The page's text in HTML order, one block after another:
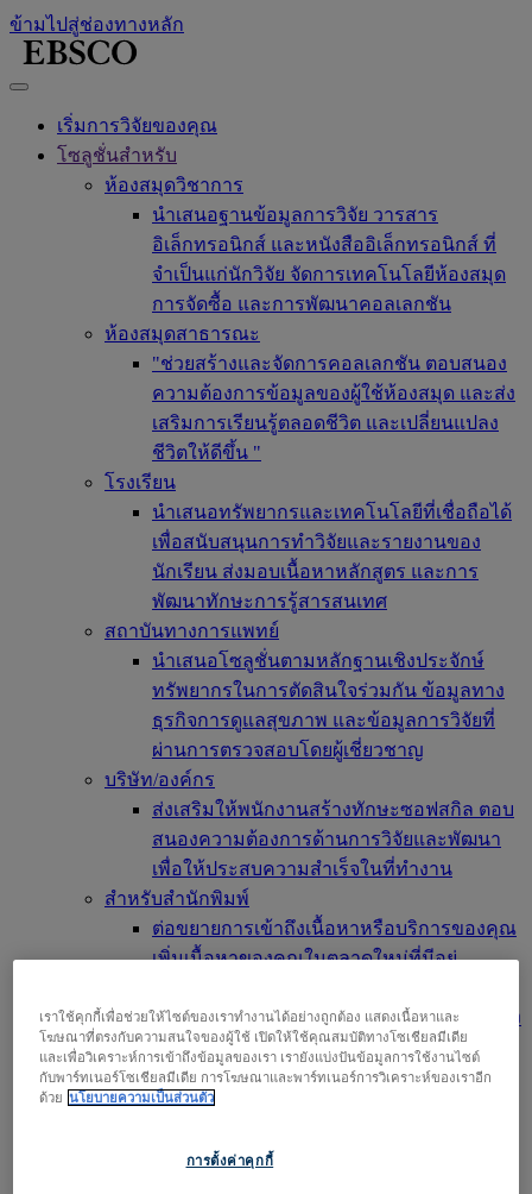
ข้ามไปสู่ช่องทางหลัก
เริ่มการวิจัยของคุณ
โซลูชั่นสำหรับ
ห้องสมุดวิชาการ
นำเสนอฐานข้อมูลการวิจัย วารสาร
อิเล็กทรอนิกส์ และหนังสืออิเล็กทรอนิกส์ ที่
จำเป็นแก่นักวิจัย จัดการเทคโนโลยีห้องสมุด
การจัดซื้อ และการพัฒนาคอลเลกชัน
ห้องสมุดสาธารณะ
"ช่วยสร้างและจัดการคอลเลกชัน ตอบสนอง
ความต้องการข้อมูลของผู้ใช้ห้องสมุด และส่ง
เสริมการเรียนรู้ตลอดชีวิต และเปลี่ยนแปลง
ชีวิตให้ดีขึ้น "
โรงเรียน
นำเสนอทรัพยากรและเทคโนโลยีที่เชื่อถือได้
เพื่อสนับสนุนการทำวิจัยและรายงานของ
นักเรียน ส่งมอบเนื้อหาหลักสูตร และการ
พัฒนาทักษะการรู้สารสนเทศ
สถาบันทางการแพทย์
นำเสนอโซลูชั่นตามหลักฐานเชิงประจักษ์
ทรัพยากรในการตัดสินใจร่วมกัน ข้อมูลทาง
ธุรกิจการดูแลสุขภาพ และข้อมูลการวิจัยที่
ผ่านการตรวจสอบโดยผู้เชี่ยวชาญ
บริษัท/องค์กร
ส่งเสริมให้พนักงานสร้างทักษะซอฟสกิล ตอบ
สนองความต้องการด้านการวิจัยและพัฒนา
เพื่อให้ประสบความสำเร็จในที่ทำงาน
สำหรับสำนักพิมพ์
ต่อขยายการเข้าถึงเนื้อหาหรือบริการของคุณ
เพิ่มเนื้อหาของคุณในตลาดใหม่ที่มีอยู่
ค้นหาองค์กรของคุณเพื่อเข้าถึงผลิตภัณฑ์ของ
เรา เริ่มการวิจัยของคุณที่นี่
เข้าใช้งาน EBSCOhost
สำรวจผลิตภัณฑ์
เราใช้คุกกี้เพื่อช่วยให้ไซต์ของเราทำงานได้อย่างถูกต้อง แสดงเนื้อหาและ
โฆษณาที่ตรงกับความสนใจของผู้ใช้ เปิดให้ใช้คุณสมบัติทางโซเชียลมีเดีย
และเพื่อวิเคราะห์การเข้าถึงข้อมูลของเรา เรายังแบ่งปันข้อมูลการใช้งานไซต์
กับพาร์ทเนอร์โซเชียลมีเดีย การโฆษณาและพาร์ทเนอร์การวิเคราะห์ของเราอีก
ด้วย นโยบายความเป็นส่วนตัว
การตั้งค่าคุกกี้